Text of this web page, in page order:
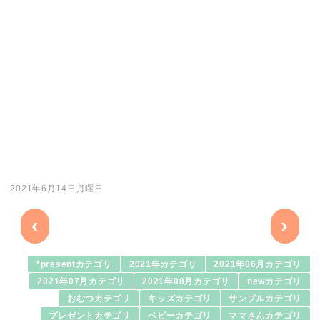
2021年6月14日月曜日
‹ ›
*presentカテゴリ 2021年カテゴリ 2021年06月カテゴリ
2021年07月カテゴリ 2021年08月カテゴリ newカテゴリ
おむつカテゴリ キッズカテゴリ サンプルカテゴリ
プレゼントカテゴリ ベビーカテゴリ ママさんカテゴリ